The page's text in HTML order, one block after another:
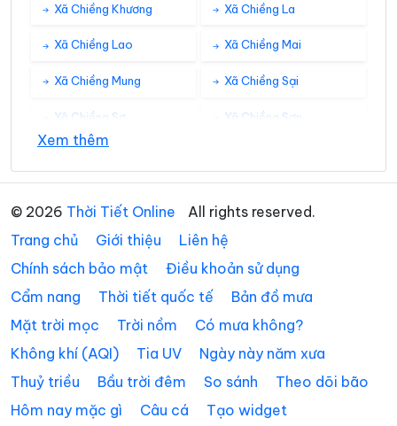
Xã Chiềng Khương Xã Chiềng La
Xã Chiềng Lao Xã Chiềng Mai
Xã Chiềng Mung Xã Chiềng Sại
Xã Chiềng Sơ Xã Chiềng Sơn
Xã Kim Bon
Xã Long Hẹ Xã Lóng Phiêng
Xã Lóng Sập Xã Mai Sơn
Xã Muổi Nọi Xã Mường Bám
Xã Mường Chanh Xã Mường Chiên
Xem thêm
© 2026 Thời Tiết Online
All rights reserved.
Trang chủ
Giới thiệu
Liên hệ
Chính sách bảo mật
Điều khoản sử dụng
Cẩm nang
Thời tiết quốc tế
Bản đồ mưa
Mặt trời mọc
Trời nồm
Có mưa không?
Không khí (AQI)
Tia UV
Ngày này năm xưa
Thuỷ triều
Bầu trời đêm So sánh
Theo dõi bão
Hôm nay mặc gì
Câu cá Tạo widget